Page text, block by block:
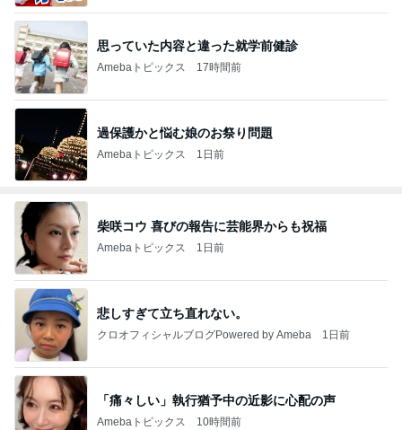
思っていた内容と違った就学前健診
Amebaトピックス 17時間前
過保護かと悩む娘のお祭り問題
Amebaトピックス 1日前
柴咲コウ 喜びの報告に芸能界からも祝福
Amebaトピックス 1日前
悲しすぎて立ち直れない。
クロオフィシャルブログPowered by Ameba 1日前
「痛々しい」執行猶予中の近影に心配の声
Amebaトピックス 10時間前